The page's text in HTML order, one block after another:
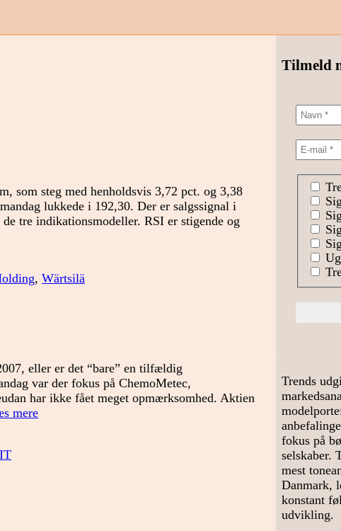
som steg med henholdsvis 3,72 pct. og 3,38
lukkede i 192,30. Der er salgssignal i
tre indikationsmodeller. RSI er stigende og
, Wärtsilä
eller er det “bare” en tilfældig
var der fokus på ChemoMetec,
har ikke fået meget opmærksomhed. Aktien
mereEr
Tilmeld
Trends
fokus på
selskaber.
mest
Danmark,
konstant
udvikling.